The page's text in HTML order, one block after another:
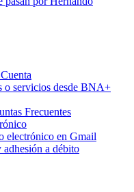
o servicios desde BNA+
Frecuentes
electrónico en Gmail
adhesión a débito